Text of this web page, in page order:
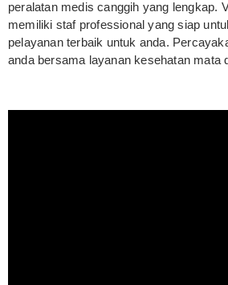
peralatan medis canggih yang lengkap.
memiliki staf professional yang siap
pelayanan terbaik untuk anda.
anda bersama layanan kesehatan mata